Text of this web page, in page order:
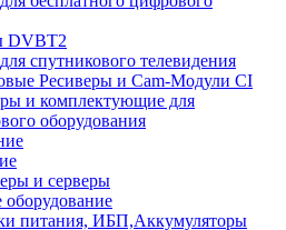
DVBT2
спутникового телевидения
Ресиверы и Cam-Модули CI
и комплектующие для
оборудования
и серверы
оборудование
питания, ИБП,Аккумуляторы